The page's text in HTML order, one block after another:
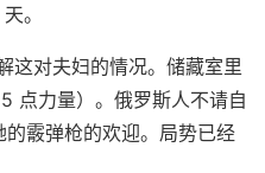
。
这对夫妇的情况。储藏室里
点力量）。俄罗斯人不请自
霰弹枪的欢迎。局势已经